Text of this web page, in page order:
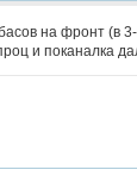
на фронт (в
и поканалка